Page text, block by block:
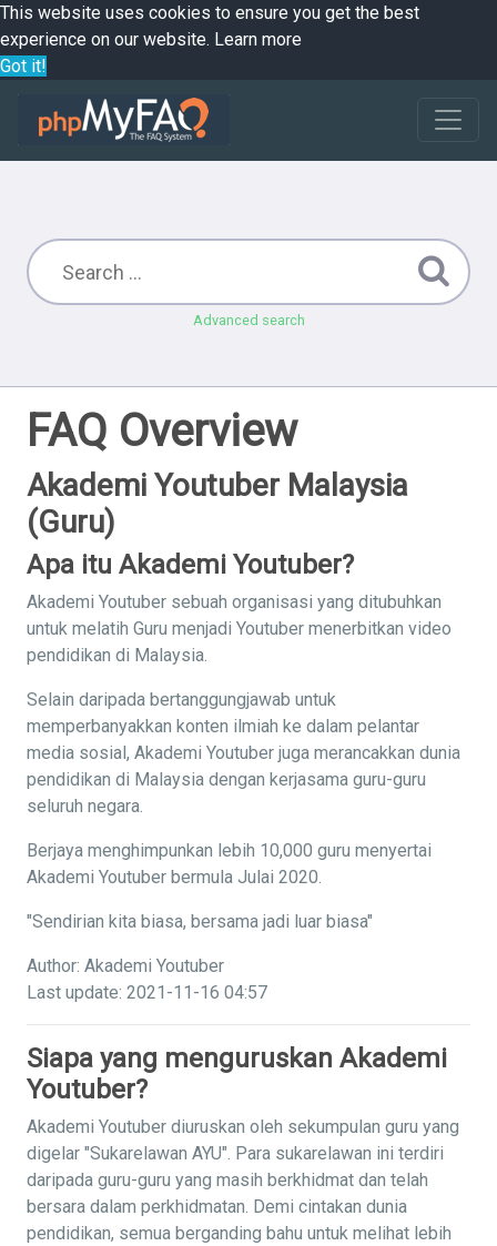
This website uses cookies to ensure you get the best
experience on our website. Learn more
Got it!
Advanced search
FAQ Overview
Akademi Youtuber Malaysia
(Guru)
Apa itu Akademi Youtuber?
Akademi Youtuber sebuah organisasi yang ditubuhkan
untuk melatih Guru menjadi Youtuber menerbitkan video
pendidikan di Malaysia.
Selain daripada bertanggungjawab untuk
memperbanyakkan konten ilmiah ke dalam pelantar
media sosial, Akademi Youtuber juga merancakkan dunia
pendidikan di Malaysia dengan kerjasama guru-guru
seluruh negara.
Berjaya menghimpunkan lebih 10,000 guru menyertai
Akademi Youtuber bermula Julai 2020.
"Sendirian kita biasa, bersama jadi luar biasa"
Author: Akademi Youtuber
Last update: 2021-11-16 04:57
Siapa yang menguruskan Akademi
Youtuber?
Akademi Youtuber diuruskan oleh sekumpulan guru yang
digelar "Sukarelawan AYU". Para sukarelawan ini terdiri
daripada guru-guru yang masih berkhidmat dan telah
bersara dalam perkhidmatan. Demi cintakan dunia
pendidikan, semua berganding bahu untuk melihat lebih